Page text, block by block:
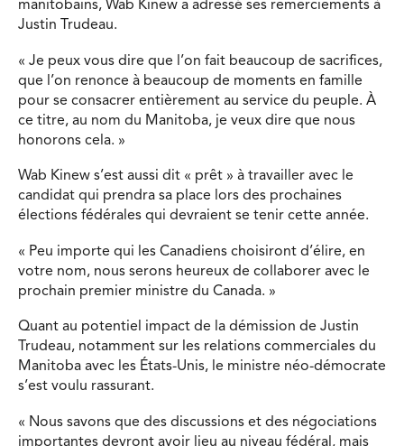
manitobains, Wab Kinew a adressé ses remerciements à
Justin Trudeau.
« Je peux vous dire que l’on fait beaucoup de sacrifices,
que l’on renonce à beaucoup de moments en famille
pour se consacrer entièrement au service du peuple. À
ce titre, au nom du Manitoba, je veux dire que nous
honorons cela. »
Wab Kinew s’est aussi dit « prêt » à travailler avec le
candidat qui prendra sa place lors des prochaines
élections fédérales qui devraient se tenir cette année.
« Peu importe qui les Canadiens choisiront d’élire, en
votre nom, nous serons heureux de collaborer avec le
prochain premier ministre du Canada. »
Quant au potentiel impact de la démission de Justin
Trudeau, notamment sur les relations commerciales du
Manitoba avec les États-Unis, le ministre néo-démocrate
s’est voulu rassurant.
« Nous savons que des discussions et des négociations
importantes devront avoir lieu au niveau fédéral, mais